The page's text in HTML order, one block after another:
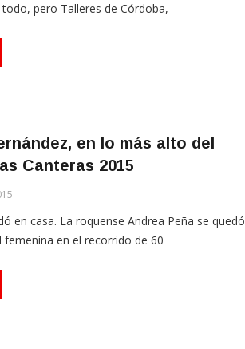
pero Talleres de Córdoba,
en lo más alto del
Canteras 2015
en casa. La roquense Andrea Peña se quedó
femenina en el recorrido de 60